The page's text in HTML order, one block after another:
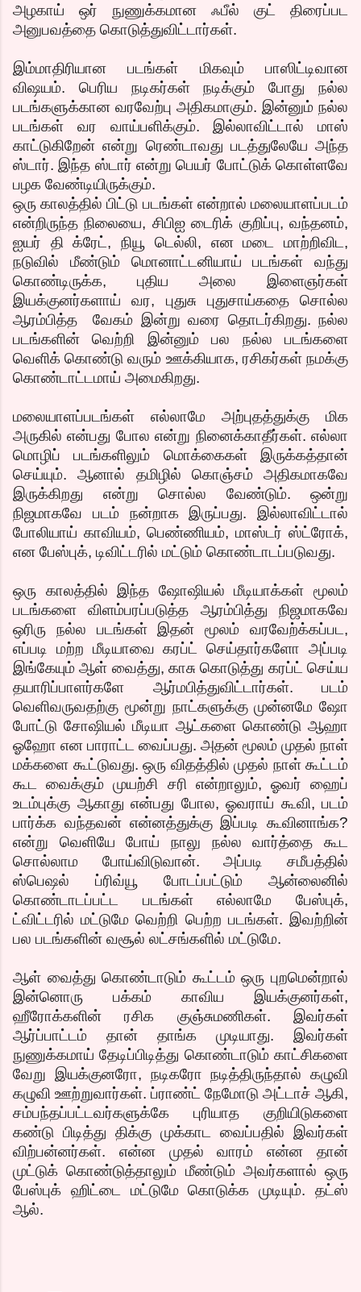
அழகாய் ஒர் நுணுக்கமான ஃபீல் குட் திரைப்பட
அனுபவத்தை கொடுத்துவிட்டார்கள்.
இம்மாதிரியான படங்கள் மிகவும் பாஸிட்டிவான
விஷயம். பெரிய நடிகர்கள் நடிக்கும் போது நல்ல
படங்களுக்கான வரவேற்பு அதிகமாகும். இன்னும் நல்ல
படங்கள் வர வாய்பளிக்கும். இல்லாவிட்டால் மாஸ்
காட்டுகிறேன் என்று ரெண்டாவது படத்துலேயே அந்த
ஸ்டார். இந்த ஸ்டார் என்று பெயர் போட்டுக் கொள்ளவே
பழக வேண்டியிருக்கும்.
ஒரு காலத்தில் பிட்டு படங்கள் என்றால் மலையாளப்படம்
என்றிருந்த நிலையை, சிபிஐ டைரிக் குறிப்பு, வந்தனம்,
ஐயர் தி க்ரேட், நியூ டெல்லி, என மடை மாற்றிவிட,
நடுவில் மீண்டும் மொனாட்டனியாய் படங்கள் வந்து
கொண்டிருக்க, புதிய அலை இளைஞர்கள்
இயக்குனர்களாய் வர, புதுசு புதுசாய்கதை சொல்ல
ஆரம்பித்த வேகம் இன்று வரை தொடர்கிறது. நல்ல
படங்களின் வெற்றி இன்னும் பல நல்ல படங்களை
வெளிக் கொண்டு வரும் ஊக்கியாக, ரசிகர்கள் நமக்கு
கொண்டாட்டமாய் அமைகிறது.
மலையாளப்படங்கள் எல்லாமே அற்புதத்துக்கு மிக
அருகில் என்பது போல என்று நினைக்காதீர்கள். எல்லா
மொழிப் படங்களிலும் மொக்கைகள் இருக்கத்தான்
செய்யும். ஆனால் தமிழில் கொஞ்சம் அதிகமாகவே
இருக்கிறது என்று சொல்ல வேண்டும். ஒன்று
நிஜமாகவே படம் நன்றாக இருப்பது. இல்லாவிட்டால்
போலியாய் காவியம், பெண்ணியம், மாஸ்டர் ஸ்ட்ரோக்,
என பேஸ்புக், டிவிட்டரில் மட்டும் கொண்டாடப்படுவது.
ஒரு காலத்தில் இந்த ஷோஷியல் மீடியாக்கள் மூலம்
படங்களை விளம்பரப்படுத்த ஆரம்பித்து நிஜமாகவே
ஒரிரு நல்ல படங்கள் இதன் மூலம் வரவேற்க்கப்பட,
எப்படி மற்ற மீடியாவை கரப்ட் செய்தார்களோ அப்படி
இங்கேயும் ஆள் வைத்து, காசு கொடுத்து கரப்ட் செய்ய
தயாரிப்பாளர்களே ஆர்மபித்துவிட்டார்கள். படம்
வெளிவருவதற்கு மூன்று நாட்களுக்கு முன்னமே ஷோ
போட்டு சோஷியல் மீடியா ஆட்களை கொண்டு ஆஹா
ஓஹோ என பாராட்ட வைப்பது. அதன் மூலம் முதல் நாள்
மக்களை கூட்டுவது. ஒரு விதத்தில் முதல் நாள் கூட்டம்
கூட வைக்கும் முயற்சி சரி என்றாலும், ஓவர் ஹைப்
உடம்புக்கு ஆகாது என்பது போல, ஓவராய் கூவி, படம்
பார்க்க வந்தவன் என்னத்துக்கு இப்படி கூவினாங்க?
என்று வெளியே போய் நாலு நல்ல வார்த்தை கூட
சொல்லாம போய்விடுவான். அப்படி சமீபத்தில்
ஸ்பெஷல் ப்ரிவ்யூ போடப்பட்டும் ஆன்லைனில்
கொண்டாடப்பட்ட படங்கள் எல்லாமே பேஸ்புக்,
ட்விட்டரில் மட்டுமே வெற்றி பெற்ற படங்கள். இவற்றின்
பல படங்களின் வசூல் லட்சங்களில் மட்டுமே.
ஆள் வைத்து கொண்டாடும் கூட்டம் ஒரு புறமென்றால்
இன்னொரு பக்கம் காவிய இயக்குனர்கள்,
ஹீரோக்களின் ரசிக குஞ்சுமணிகள். இவர்கள்
ஆர்ப்பாட்டம் தான் தாங்க முடியாது. இவர்கள்
நுணுக்கமாய் தேடிப்பிடித்து கொண்டாடும் காட்சிகளை
வேறு இயக்குனரோ, நடிகரோ நடித்திருந்தால் கழுவி
கழுவி ஊற்றுவார்கள். ப்ராண்ட் நேமோடு அட்டாச் ஆகி,
சம்பந்தப்பட்டவர்களுக்கே புரியாத குறியிடுகளை
கண்டு பிடித்து திக்கு முக்காட வைப்பதில் இவர்கள்
விற்பன்னர்கள். என்ன முதல் வாரம் என்ன தான்
முட்டுக் கொண்டுத்தாலும் மீண்டும் அவர்களால் ஒரு
பேஸ்புக் ஹிட்டை மட்டுமே கொடுக்க முடியும். தட்ஸ்
ஆல்.